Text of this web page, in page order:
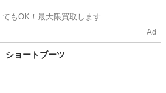
てもOK！最大限買取します
Ad
ョートブーツ